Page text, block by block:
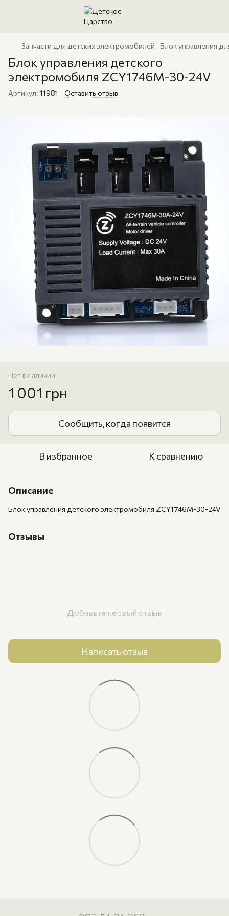
Запчасти для детских электромобилей Блок управления
Блок управления детского
электромобиля ZCY1746M-30-24V
Артикул: 11981 Оставить отзыв
Нет в наличии
1 001 грн
Сообщить, когда появится
В избранное К сравнению
Описание
Блок управления детского электромобиля ZCY1746M-30-24V
Отзывы
Добавьте первый отзыв
Написать отзыв